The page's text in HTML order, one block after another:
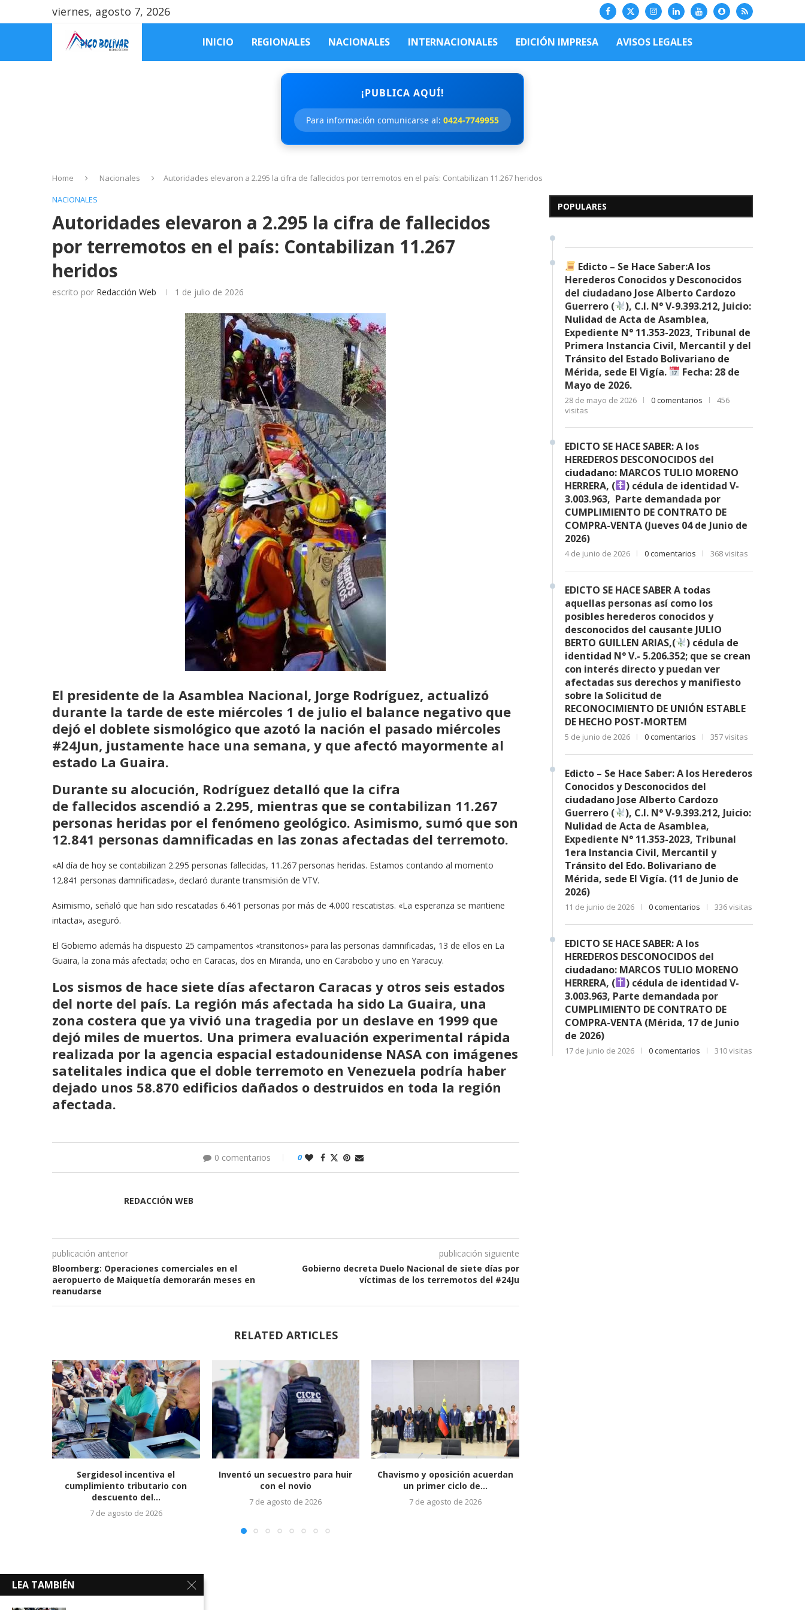
viernes, agosto 7, 2026
INICIO REGIONALES NACIONALES INTERNACIONALES EDICIÓN IMPRESA AVISOS LEGALES
¡PUBLICA AQUÍ!
Para información comunicarse al: 0424-7749955
Home Nacionales
Autoridades elevaron a 2.295 la cifra de fallecidos por terremotos en el país: Contabilizan 11.267 heridos
NACIONALES
Autoridades elevaron a 2.295 la cifra de fallecidos
por terremotos en el país: Contabilizan 11.267
heridos
escrito por Redacción Web 1 de julio de 2026
El presidente de la Asamblea Nacional, Jorge Rodríguez, actualizó
durante la tarde de este miércoles 1 de julio el balance negativo que
dejó el doblete sismológico que azotó la nación el pasado miércoles
#24Jun, justamente hace una semana, y que afectó mayormente al
estado La Guaira.
Durante su alocución, Rodríguez detalló que la cifra
de fallecidos ascendió a 2.295, mientras que se contabilizan 11.267
personas heridas por el fenómeno geológico. Asimismo, sumó que son
12.841 personas damnificadas en las zonas afectadas del terremoto.
«Al día de hoy se contabilizan 2.295 personas fallecidas, 11.267 personas heridas. Estamos contando al momento
12.841 personas damnificadas», declaró durante transmisión de VTV.
Asimismo, señaló que han sido rescatadas 6.461 personas por más de 4.000 rescatistas. «La esperanza se mantiene
intacta», aseguró.
El Gobierno además ha dispuesto 25 campamentos «transitorios» para las personas damnificadas, 13 de ellos en La
Guaira, la zona más afectada; ocho en Caracas, dos en Miranda, uno en Carabobo y uno en Yaracuy.
Los sismos de hace siete días afectaron Caracas y otros seis estados
del norte del país. La región más afectada ha sido La Guaira, una
zona costera que ya vivió una tragedia por un deslave en 1999 que
dejó miles de muertos. Una primera evaluación experimental rápida
realizada por la agencia espacial estadounidense NASA con imágenes
satelitales indica que el doble terremoto en Venezuela podría haber
dejado unos 58.870 edificios dañados o destruidos en toda la región
afectada.
0 comentarios 0
REDACCIÓN WEB
publicación anterior
Bloomberg: Operaciones comerciales en el
aeropuerto de Maiquetía demorarán meses en
reanudarse
publicación siguiente
Gobierno decreta Duelo Nacional de siete días por
víctimas de los terremotos del #24Ju
RELATED ARTICLES
Sergidesol incentiva el
cumplimiento tributario con
descuento del...
7 de agosto de 2026
Inventó un secuestro para huir
con el novio
7 de agosto de 2026
Chavismo y oposición acuerdan
un primer ciclo de...
7 de agosto de 2026
POPULARES
Desconocidos del...
7 de mayo de 2026
Edicto – Se Hace Saber:A los
Herederos Conocidos y Desconocidos
del ciudadano Jose Alberto Cardozo
Guerrero (
), C.I. N° V-9.393.212, Juicio:
Nulidad de Acta de Asamblea,
Expediente N° 11.353-2023, Tribunal de
Primera Instancia Civil, Mercantil y del
Tránsito del Estado Bolivariano de
Mérida, sede El Vigía.
Fecha: 28 de
Mayo de 2026.
28 de mayo de 2026 0 comentarios
456
visitas
EDICTO SE HACE SABER: A los
HEREDEROS DESCONOCIDOS del
ciudadano: MARCOS TULIO MORENO
HERRERA, (
) cédula de identidad V-
3.003.963, Parte demandada por
CUMPLIMIENTO DE CONTRATO DE
COMPRA-VENTA (Jueves 04 de Junio de
2026)
4 de junio de 2026 0 comentarios 368 visitas
EDICTO SE HACE SABER A todas
aquellas personas así como los
posibles herederos conocidos y
desconocidos del causante JULIO
BERTO GUILLEN ARIAS,(
) cédula de
identidad N° V.- 5.206.352; que se crean
con interés directo y puedan ver
afectadas sus derechos y manifiesto
sobre la Solicitud de
RECONOCIMIENTO DE UNIÓN ESTABLE
DE HECHO POST-MORTEM
5 de junio de 2026 0 comentarios 357 visitas
Edicto – Se Hace Saber: A los Herederos
Conocidos y Desconocidos del
ciudadano Jose Alberto Cardozo
Guerrero (
), C.I. N° V-9.393.212, Juicio:
Nulidad de Acta de Asamblea,
Expediente N° 11.353-2023, Tribunal
1era Instancia Civil, Mercantil y
Tránsito del Edo. Bolivariano de
Mérida, sede El Vigía. (11 de Junio de
2026)
11 de junio de 2026 0 comentarios 336 visitas
EDICTO SE HACE SABER: A los
HEREDEROS DESCONOCIDOS del
ciudadano: MARCOS TULIO MORENO
HERRERA, (
) cédula de identidad V-
3.003.963, Parte demandada por
CUMPLIMIENTO DE CONTRATO DE
COMPRA-VENTA (Mérida, 17 de Junio
de 2026)
17 de junio de 2026 0 comentarios 310 visitas
LEA TAMBIÉN